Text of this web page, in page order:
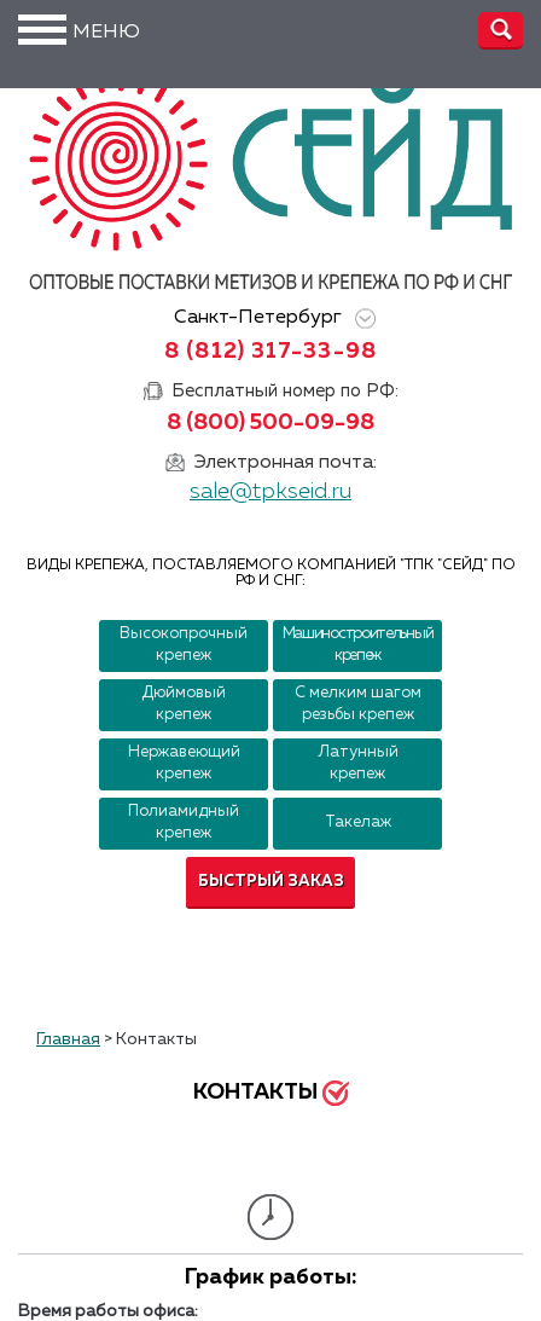
Санкт-Петербург
8 (812) 317-33-98
Бесплатный номер по РФ:
8 (800) 500-09-98
Электронная почта:
sale@tpkseid.ru
ВИДЫ КРЕПЕЖА, ПОСТАВЛЯЕМОГО КОМПАНИЕЙ "ТПК "СЕЙД" ПО
РФ И СНГ:
Высокопрочный
крепеж
Машиностроительный
крепеж
Дюймовый
крепеж
С мелким шагом
резьбы крепеж
Нержавеющий
крепеж
Латунный
крепеж
Полиамидный
крепеж
Такелаж
БЫСТРЫЙ ЗАКАЗ
МЕНЮ
О
компании
Производство
Доставка
Услуги
Контакты
Главная > Контакты
КОНТАКТЫ
График работы:
Время работы офиса: